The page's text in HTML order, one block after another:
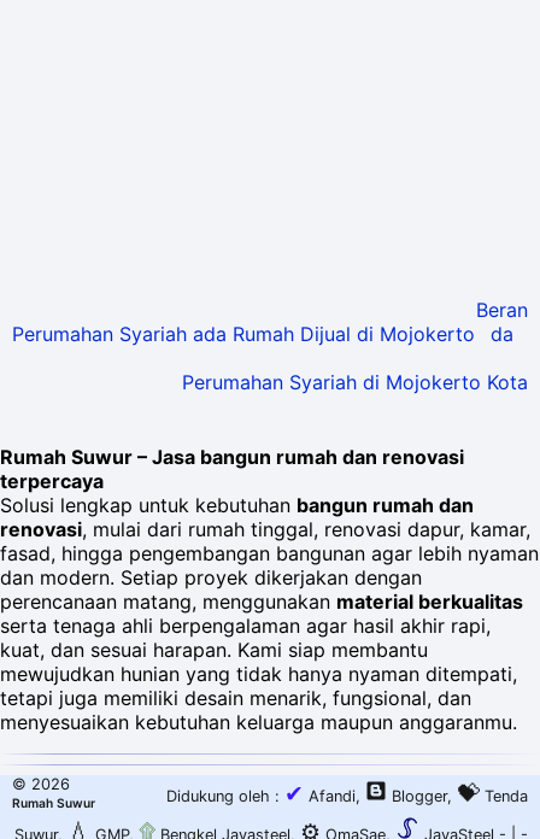
Perumahan Syariah ada Rumah Dijual di Mojokerto
Perumahan Syariah di Mojokerto Kota
Beran
da
Rumah Suwur – Jasa bangun rumah dan renovasi
terpercaya
Solusi lengkap untuk kebutuhan bangun rumah dan
renovasi, mulai dari rumah tinggal, renovasi dapur, kamar,
fasad, hingga pengembangan bangunan agar lebih nyaman
dan modern. Setiap proyek dikerjakan dengan
perencanaan matang, menggunakan material berkualitas
serta tenaga ahli berpengalaman agar hasil akhir rapi,
kuat, dan sesuai harapan. Kami siap membantu
mewujudkan hunian yang tidak hanya nyaman ditempati,
tetapi juga memiliki desain menarik, fungsional, dan
menyesuaikan kebutuhan keluarga maupun anggaranmu.
© 2026
Rumah Suwur Didukung oleh : ✔ Afandi, Blogger, 💝 Tenda
Suwur, 💧 GMP, ۩ Bengkel Jayasteel, ⚙️ OmaSae, JayaSteel - | -